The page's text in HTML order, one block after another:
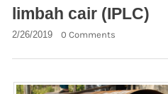
limbah cair (IPLC)
2/26/2019 0 Comments